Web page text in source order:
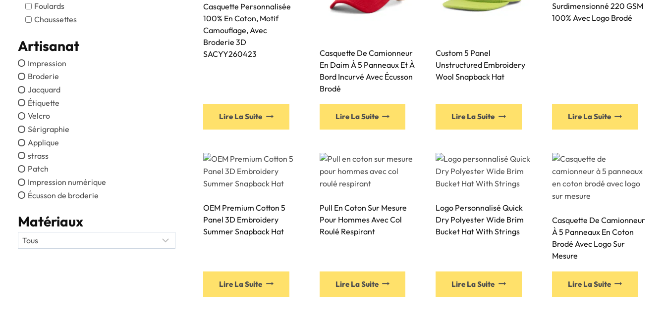
Casquette Personnalisée
100% En Coton, Motif
Camouflage, Avec
Broderie 3D
SACYY260423
Lire La Suite
Casquette De Camionneur
En Daim À 5 Panneaux Et À
Bord Incurvé Avec Écusson
Brodé
Lire La Suite
Custom 5 Panel
Unstructured Embroidery
Wool Snapback Hat
Lire La Suite
Surdimensionné 220 GSM
100% Avec Logo Brodé
Lire La Suite
OEM Premium Cotton 5
Panel 3D Embroidery
Summer Snapback Hat
Lire La Suite
Pull En Coton Sur Mesure
Pour Hommes Avec Col
Roulé Respirant
Lire La Suite
Logo Personnalisé Quick
Dry Polyester Wide Brim
Bucket Hat With Strings
Lire La Suite
Casquette De Camionneur
À 5 Panneaux En Coton
Brodé Avec Logo Sur
Mesure
Lire La Suite
Foulards
Chaussettes
Artisanat
Impression
Broderie
Jacquard
Étiquette
Velcro
Sérigraphie
Applique
strass
Patch
Impression numérique
Écusson de broderie
Matériaux